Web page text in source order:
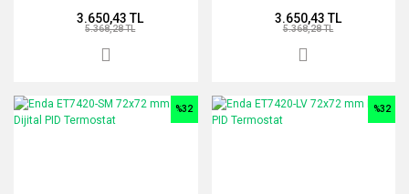
3.650,43 TL
5.368,28 TL
3.650,43 TL
5.368,28 TL
%32 %32